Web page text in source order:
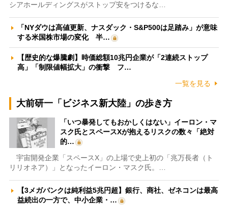
シアホールディングスがストップ安をつけるな…
「NYダウは高値更新、ナスダック・S&P500は足踏み」が意味
する米国株市場の変化 半…
【歴史的な爆騰劇】時価総額10兆円企業が「2連続ストップ
高」「制限値幅拡大」の衝撃 フ…
一覧を見る
大前研一「ビジネス新大陸」の歩き方
「いつ暴発してもおかしくはない」イーロン・マ
スク氏とスペースXが抱えるリスクの数々「絶対
的…
宇宙開発企業「スペースX」の上場で史上初の「兆万長者（ト
リリオネア）」となったイーロン・マスク氏。…
【3メガバンクは純利益5兆円超】銀行、商社、ゼネコンは最高
益続出の一方で、中小企業・…